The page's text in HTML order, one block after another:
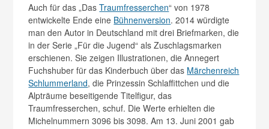
Auch für das „DasTraumfresserchen“ von 1978
entwickelte Ende eine Bühnenversion. 2014 würdigte
man den Autor in Deutschland mit drei Briefmarken, die
in der Serie „Für die Jugend“ als Zuschlagsmarken
erschienen. Sie zeigen Illustrationen, die Annegert
Fuchshuber für das Kinderbuch über das Märchenreich
Schlummerland, die Prinzessin Schlaffittchen und die
Alpträume beseitigende Titelfigur, das
Traumfresserchen, schuf. Die Werte erhielten die
Michelnummern 3096 bis 3098. Am 13. Juni 2001 gab